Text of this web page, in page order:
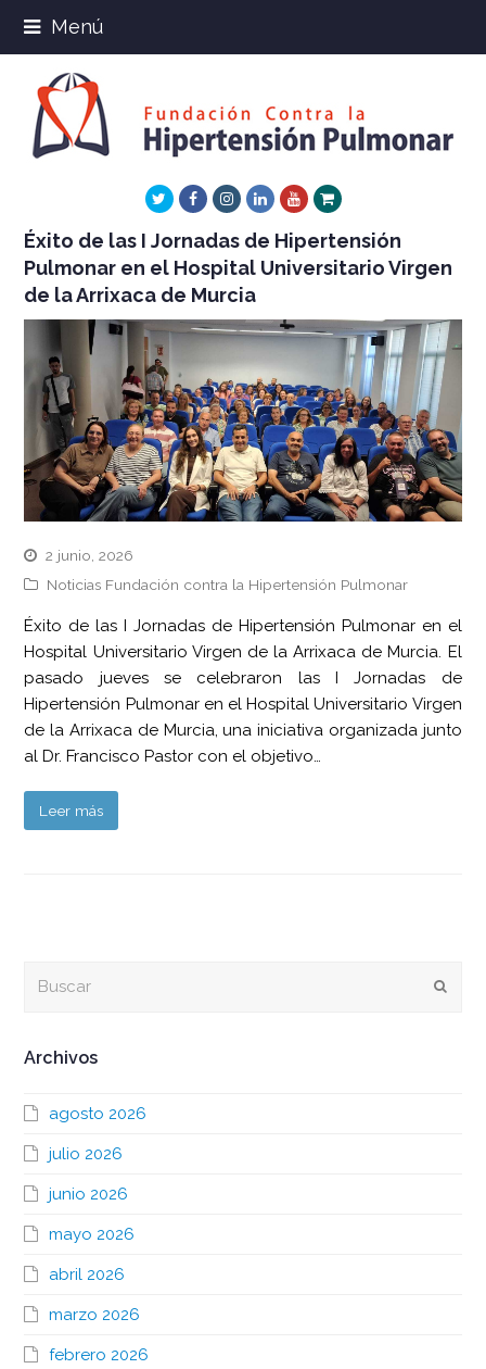
Menú
TwitterFacebookInstagram
LinkedInYoutube
Xing
Éxito de las I Jornadas de Hipertensión
Pulmonar en el Hospital Universitario Virgen
de la Arrixaca de Murcia
2 junio, 2026
Noticias Fundación contra la Hipertensión Pulmonar
Éxito de las I Jornadas de Hipertensión Pulmonar en el
Hospital Universitario Virgen de la Arrixaca de Murcia. El
pasado jueves se celebraron las I Jornadas de
Hipertensión Pulmonar en el Hospital Universitario Virgen
de la Arrixaca de Murcia, una iniciativa organizada junto
al Dr. Francisco Pastor con el objetivo…
Leer más
Archivos
agosto 2026
julio 2026
junio 2026
mayo 2026
abril 2026
marzo 2026
febrero 2026